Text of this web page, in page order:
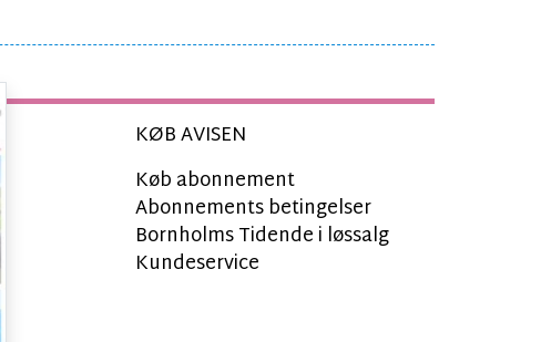
KØB AVISEN
Køb abonnement
Abonnements betingelser
Bornholms Tidende i løssalg
Kundeservice